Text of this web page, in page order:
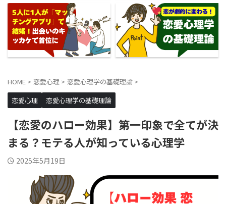
HOME > 恋愛心理 > 恋愛心理学の基礎理論 >
恋愛心理
恋愛心理学の基礎理論
【恋愛のハロー効果】第一印象で全てが決
まる？モテる人が知っている心理学
2025年5月19日